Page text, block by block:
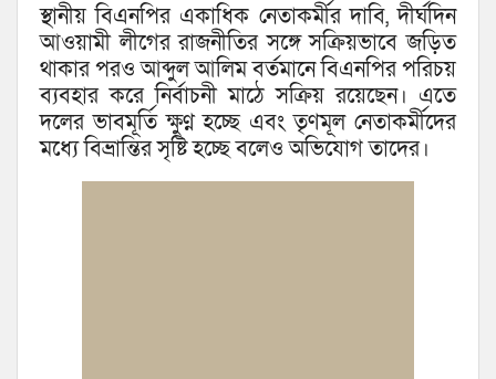
স্থানীয় বিএনপির একাধিক নেতাকর্মীর দাবি, দীর্ঘদিন
আওয়ামী লীগের রাজনীতির সঙ্গে সক্রিয়ভাবে জড়িত
থাকার পরও আব্দুল আলিম বর্তমানে বিএনপির পরিচয়
ব্যবহার করে নির্বাচনী মাঠে সক্রিয় রয়েছেন। এতে
দলের ভাবমূর্তি ক্ষুণ্ন হচ্ছে এবং তৃণমূল নেতাকর্মীদের
মধ্যে বিভ্রান্তির সৃষ্টি হচ্ছে বলেও অভিযোগ তাদের।